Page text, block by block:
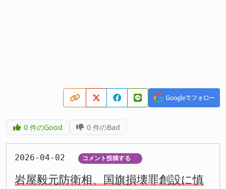
0件のGood 0 件のBad
2026-04-02 コメント投稿する
岩屋毅元防衛相、国旗損壊罪創設に慎